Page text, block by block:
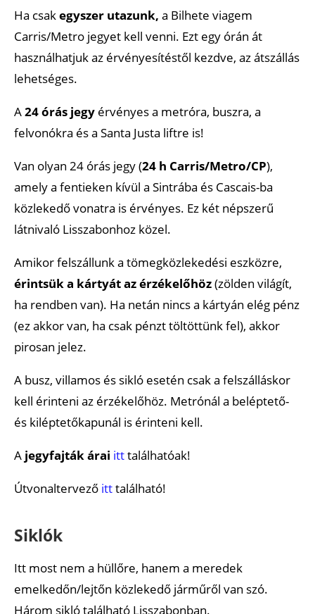
Ha csakegyszer utazunk, a Bilhete viagem
Carris/Metro jegyet kell venni. Ezt egy órán át
használhatjuk az érvényesítéstől kezdve, az átszállás
lehetséges.
A24 órás jegy érvényes a metróra, buszra, a
felvonókra és a Santa Justa liftre is!
Van olyan 24 órás jegy (24 h Carris/Metro/CP),
amely a fentieken kívül a Sintrába és Cascais-ba
közlekedő vonatra is érvényes. Ez két népszerű
látnivaló Lisszabonhoz közel.
Amikor felszállunk a tömegközlekedési eszközre,
érintsük a kártyát az érzékelőhöz(zölden világít,
ha rendben van). Ha netán nincs a kártyán elég pénz
(ez akkor van, ha csak pénzt töltöttünk fel), akkor
pirosan jelez.
A busz, villamos és sikló esetén csak a felszálláskor
kell érinteni az érzékelőhöz. Metrónál a beléptető-
és kiléptetőkapunál is érinteni kell.
A jegyfajták árai itttalálhatóak!
Útvonaltervező itttalálható!
Siklók
Itt most nem a hüllőre, hanem a meredek
emelkedőn/lejtőn közlekedő járműről van szó.
Három sikló található Lisszabonban.